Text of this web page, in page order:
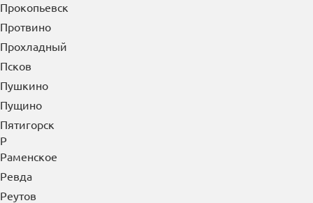
Подольск
Полевской
Прокопьевск
Протвино
Прохладный
Псков
Пушкино
Пущино
Пятигорск
Р
Раменское